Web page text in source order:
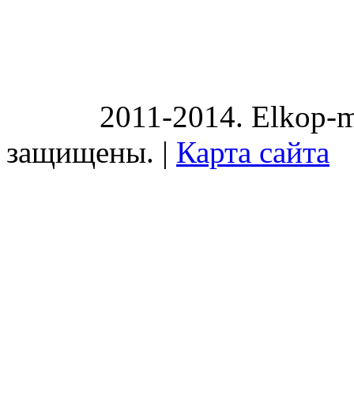
2011-2014. Elkop-
защищены. | Карта сайта